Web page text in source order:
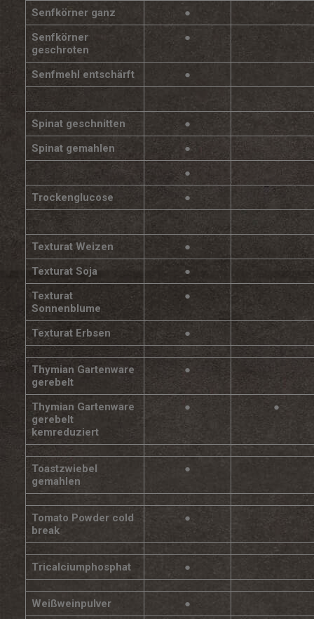
Senfkörner ganz
●
Senfkörner
geschroten
●
Senfmehl entschärft ●
Spinat geschnitten
●
Spinat gemahlen
●
●
Trockenglucose
●
Texturat Weizen
●
Texturat Soja
●
Texturat
Sonnenblume
●
Texturat Erbsen ●
Thymian Gartenware
gerebelt
●
Thymian Gartenware
gerebelt
kemreduziert
● ●
Toastzwiebel
gemahlen
●
Tomato Powder cold
break
●
Tricalciumphosphat ●
Weißweinpulver ●